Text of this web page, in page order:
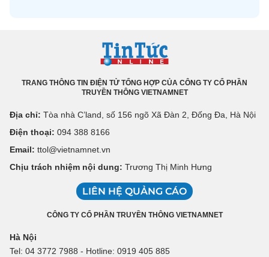
TRANG THÔNG TIN ĐIỆN TỬ TỔNG HỢP CỦA CÔNG TY CỔ PHẦN
TRUYỀN THÔNG VIETNAMNET
Địa chỉ: Tòa nhà C’land, số 156 ngõ Xã Đàn 2, Đống Đa, Hà Nội
Điện thoại: 094 388 8166
Email: ttol@vietnamnet.vn
Chịu trách nhiệm nội dung: Trương Thị Minh Hưng
LIÊN HỆ QUẢNG CÁO
CÔNG TY CỔ PHẦN TRUYỀN THÔNG VIETNAMNET
Hà Nội
Tel: 04 3772 7988 - Hotline: 0919 405 885